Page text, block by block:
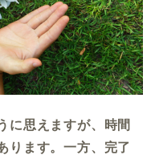
に思えますが、時間
ります。一方、完了